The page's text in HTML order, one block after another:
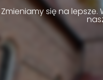
Zmieniamy się na lepsze.